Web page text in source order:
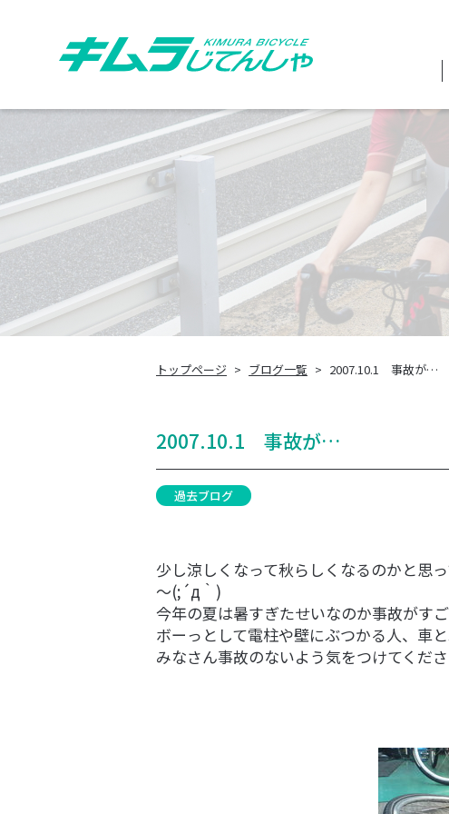
トップページ ブログ一覧 2007.10.1 事故が…
2007.10.1 事故が…
過去ブログ
少し涼しくなって秋らしくなるのかと思
～(;´д｀)
今年の夏は暑すぎたせいなのか事故がす
ボーっとして電柱や壁にぶつかる人、車
みなさん事故のないよう気をつけてくだ